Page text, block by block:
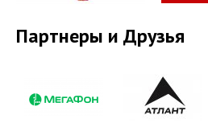
Партнеры и Друзья